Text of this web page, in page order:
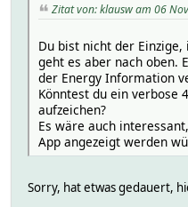
Zitat von: klausw am 06
Du bist nicht der
geht es aber nach oben.
der Energy Information
Könntest du ein verbose
aufzeichen?
Es wäre auch
App angezeigt werden
Sorry, hat etwas gedauert,